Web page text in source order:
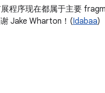
程序现在都属于主要
Jake Wharton！(Idabaa)